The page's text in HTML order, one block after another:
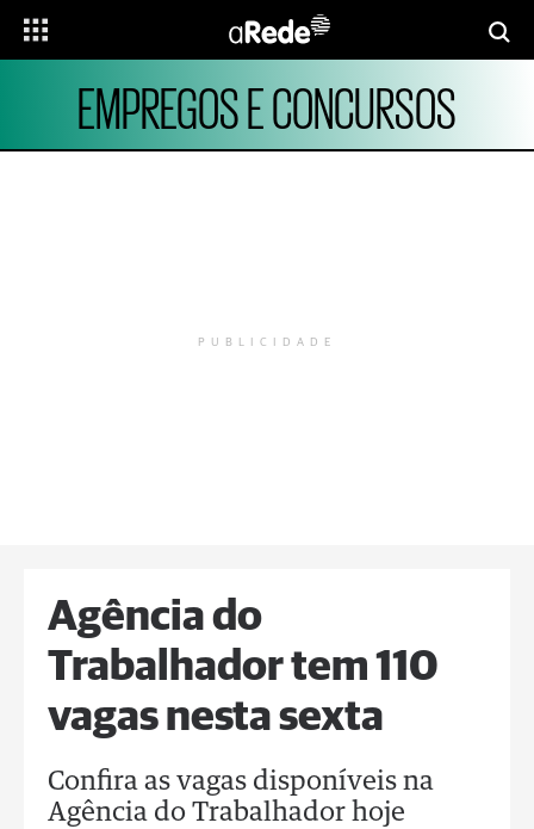
EMPREGOS E CONCURSOS
PUBLICIDADE
Agência do
Trabalhador tem 110
vagas nesta sexta
Confira as vagas disponíveis na
Agência do Trabalhador hoje